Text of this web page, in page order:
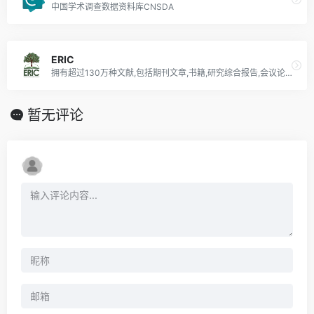
中国学术调查数据资料库CNSDA
ERIC
拥有超过130万种文献,包括期刊文章,书籍,研究综合报告,会议论文,技术报告,政策文件等
暂无评论